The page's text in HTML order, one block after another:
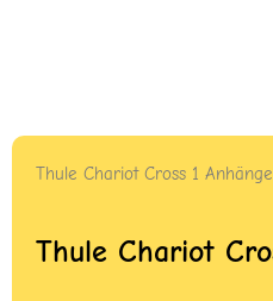
Thule Chariot Cross 1
Thule Chariot